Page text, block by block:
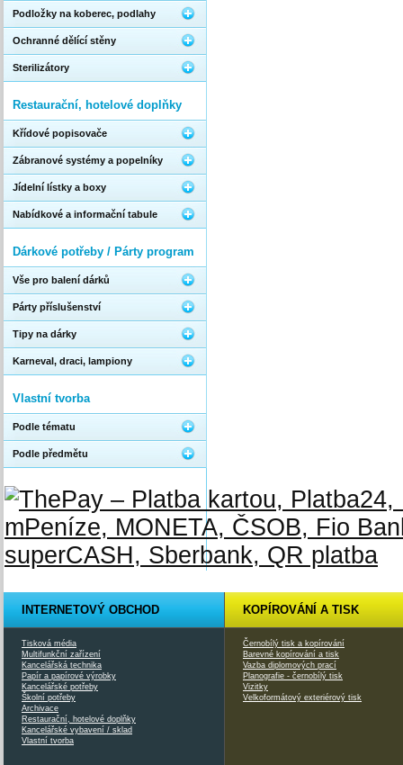
Podložky na koberec, podlahy
Ochranné dělící stěny
Sterilizátory
Restaurační, hotelové doplňky
Křídové popisovače
Zábranové systémy a popelníky
Jídelní lístky a boxy
Nabídkové a informační tabule
Dárkové potřeby / Párty program
Vše pro balení dárků
Párty příslušenství
Tipy na dárky
Karneval, draci, lampiony
Vlastní tvorba
Podle tématu
Podle předmětu
INTERNETOVÝ OBCHOD
Tisková média
Multifunkční zařízení
Kancelářská technika
Papír a papírové výrobky
Kancelářské potřeby
Školní potřeby
Archivace
Restaurační, hotelové doplňky
Kancelářské vybavení / sklad
Vlastní tvorba
KOPÍROVÁNÍ A TISK
Černobílý tisk a kopírování
Barevné kopírování a tisk
Vazba diplomových prací
Planografie - černobílý tisk
Vizitky
Velkoformátový exteriérový tisk